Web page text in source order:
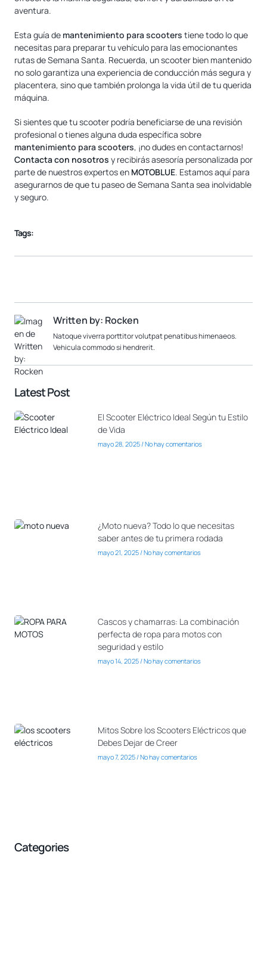
aventura.
Esta guía de mantenimiento para scooters tiene todo lo que
necesitas para preparar tu vehículo para las emocionantes
rutas de Semana Santa. Recuerda, un scooter bien mantenido
no solo garantiza una experiencia de conducción más segura y
placentera, sino que también prolonga la vida útil de tu querida
máquina.
Si sientes que tu scooter podría beneficiarse de una revisión
profesional o tienes alguna duda específica sobre
mantenimiento para scooters, ¡no dudes en contactarnos!
Contacta con nosotros y recibirás asesoría personalizada por
parte de nuestros expertos en MOTOBLUE. Estamos aquí para
asegurarnos de que tu paseo de Semana Santa sea inolvidable
y seguro.
Tags:
Written by: Rocken
Natoque viverra porttitor volutpat penatibus himenaeos.
Vehicula commodo si hendrerit.
Latest Post
El Scooter Eléctrico Ideal Según tu Estilo
de Vida
mayo 28, 2025 No hay comentarios
¿Moto nueva? Todo lo que necesitas
saber antes de tu primera rodada
mayo 21, 2025 No hay comentarios
Cascos y chamarras: La combinación
perfecta de ropa para motos con
seguridad y estilo
mayo 14, 2025 No hay comentarios
Mitos Sobre los Scooters Eléctricos que
Debes Dejar de Creer
mayo 7, 2025 No hay comentarios
Categories